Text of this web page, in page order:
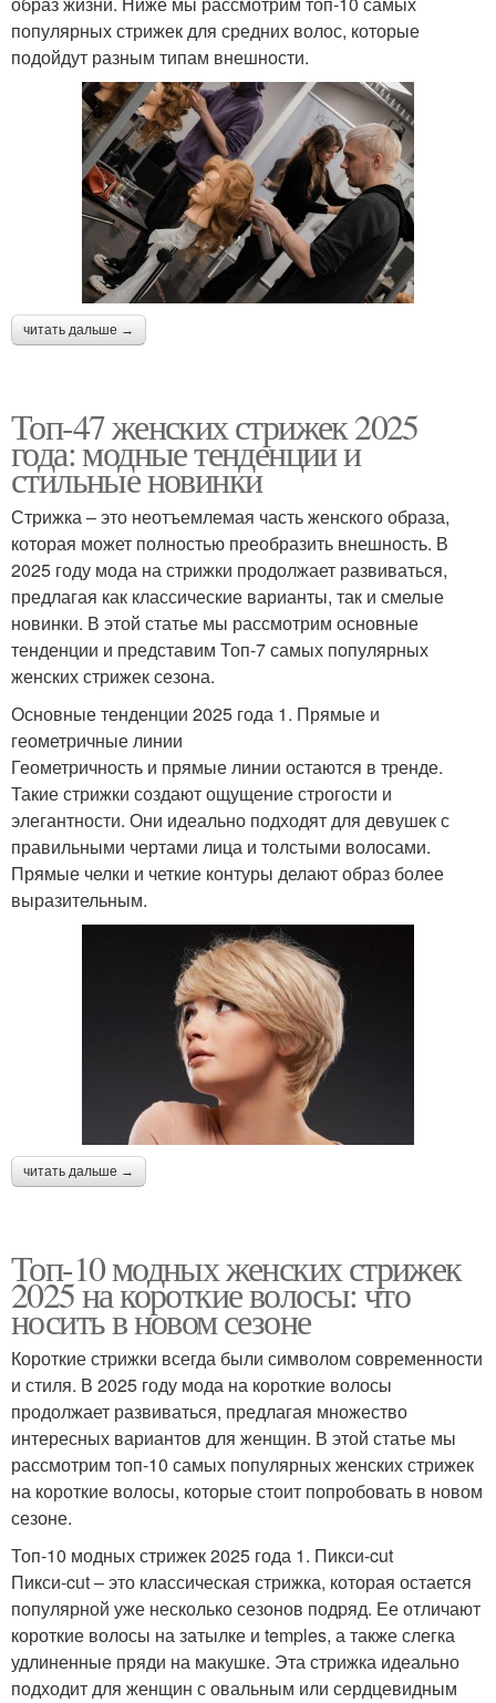
популярных стрижек для средних волос, которые
подойдут разным типам внешности.
читать дальше →
Топ-47 женских стрижек 2025
года: модные тенденции и
стильные новинки
Стрижка – это неотъемлемая часть женского образа,
которая может полностью преобразить внешность. В
2025 году мода на стрижки продолжает развиваться,
предлагая как классические варианты, так и смелые
новинки. В этой статье мы рассмотрим основные
тенденции и представим Топ-7 самых популярных
женских стрижек сезона.
Основные тенденции 2025 года 1. Прямые и
геометричные линии
Геометричность и прямые линии остаются в тренде.
Такие стрижки создают ощущение строгости и
элегантности. Они идеально подходят для девушек с
правильными чертами лица и толстыми волосами.
Прямые челки и четкие контуры делают образ более
выразительным.
читать дальше →
Топ-10 модных женских стрижек
2025 на короткие волосы: что
носить в новом сезоне
Короткие стрижки всегда были символом современности
и стиля. В 2025 году мода на короткие волосы
продолжает развиваться, предлагая множество
интересных вариантов для женщин. В этой статье мы
рассмотрим топ-10 самых популярных женских стрижек
на короткие волосы, которые стоит попробовать в новом
сезоне.
Топ-10 модных стрижек 2025 года 1. Пикси-cut
Пикси-cut – это классическая стрижка, которая остается
популярной уже несколько сезонов подряд. Ее отличают
короткие волосы на затылке и temples, а также слегка
удлиненные пряди на макушке. Эта стрижка идеально
подходит для женщин с овальным или сердцевидным